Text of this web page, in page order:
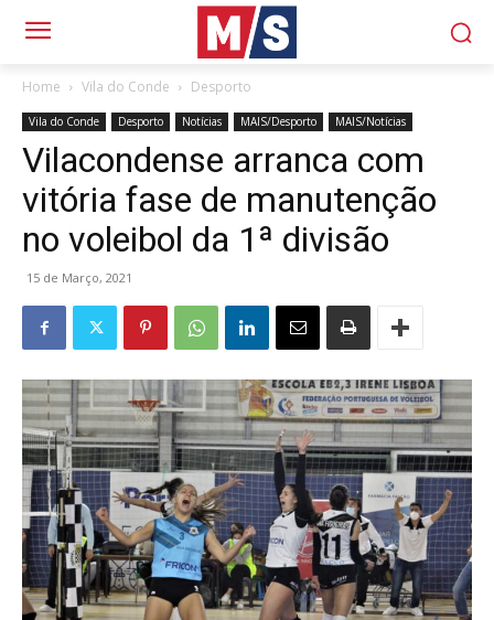
Home Vila do Conde Desporto
Vila do Conde Desporto Notícias MAIS/Desporto MAIS/Notícias
Vilacondense arranca com
vitória fase de manutenção
no voleibol da 1ª divisão
15 de Março, 2021